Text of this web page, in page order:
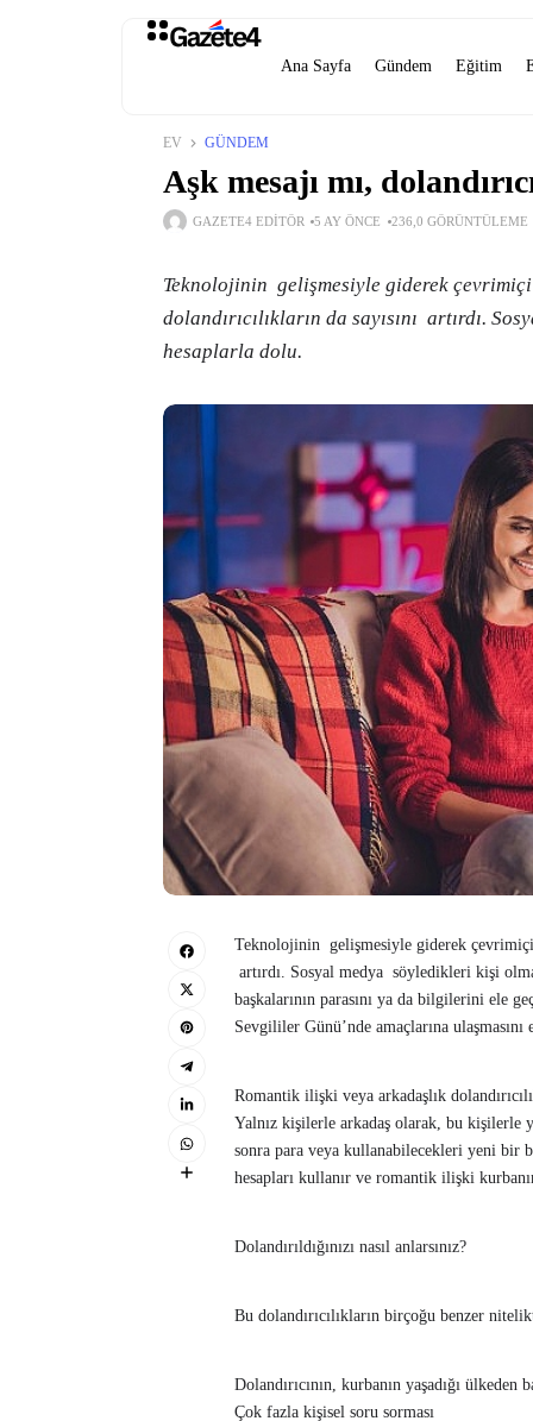
Ana Sayfa Gündem Eğitim
EV GÜNDEM
Aşk mesajı mı,
GAZETE4 EDITÖR 5 AY ÖNCE 236,0 GÖRÜNTÜLEME
Teknolojinin gelişmesiyle giderek
dolandırıcılıkların da sayısını artırdı.
hesaplarla dolu.
Teknolojinin gelişmesiyle giderek çevrimiçi
artırdı. Sosyal medya söyledikleri kişi
başkalarının parasını ya da bilgilerini ele
Sevgililer Günü’nde amaçlarına
Romantik ilişki veya arkadaşlık
Yalnız kişilerle arkadaş olarak, bu
sonra para veya kullanabilecekleri yeni bir
hesapları kullanır ve romantik ilişki
Dolandırıldığınızı nasıl anlarsınız?
Bu dolandırıcılıkların birçoğu benzer
Dolandırıcının, kurbanın yaşadığı
Çok fazla kişisel soru sorması